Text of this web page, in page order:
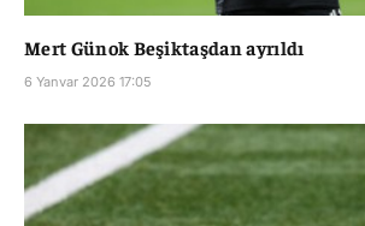
Mert Günok Beşiktaşdan ayrıldı
6 Yanvar 2026 17:05